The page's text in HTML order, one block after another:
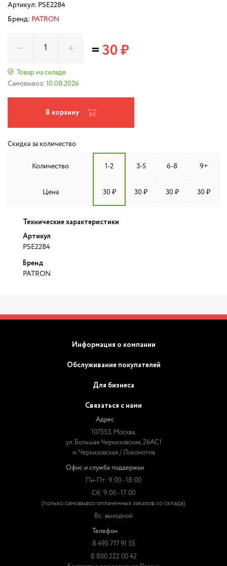
Артикул: PSE2284
Бренд: PATRON
Товар на складе
Самовывоз: 10.08.2026
=30 ₽
В корзину
Скидка за количество
Количество 1-2 3-5 6-8 9+
Цена 30 ₽ 30 ₽ 30 ₽ 30 ₽
Технические характеристики
Артикул
PSE2284
Бренд
PATRON
Информация о компании
Обслуживание покупателей
Для бизнеса
Связаться с нами
Адрес
107553, Москва,
ул. Большая Черкизовская, 26АС1
м. Черкизовская / Локомотив
Офис и служба поддержки
Пн-Пт: 9:00 - 18:00
Сб: 9:00 - 17:00
(только самовывоз оплаченных заказов со склада)
Вс: выходной
Телефон
8 495 777 91 55
8 800 222 00 42